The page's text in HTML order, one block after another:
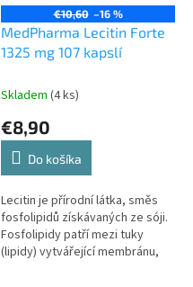
€10,60 –16 %
MedPharma Lecitin Forte
1325 mg 107 kapslí
Skladem (4 ks)
€8,90
Do košíka
Lecitin je přírodní látka, směs
fosfolipidů získávaných ze sóji.
Fosfolipidy patří mezi tuky
(lipidy) vytvářející membránu,